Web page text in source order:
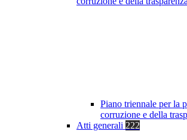
Piano triennale per la
corruzione e della
Atti generali 222